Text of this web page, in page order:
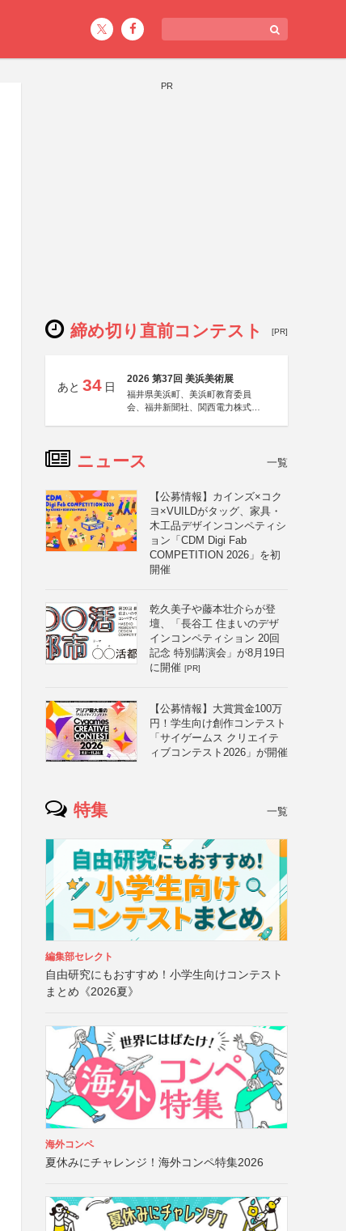
PR
締め切り直前コンテスト [PR]
あと 34 日
2026 第37回 美浜美術展
福井県美浜町、美浜町教育委員
会、福井新聞社、関西電力株式会
ニュース 一覧
【公募情報】カインズ×コク
ヨ×VUILDがタッグ、家具・
木工品デザインコンペティシ
ョン「CDM Digi Fab
COMPETITION 2026」を初
開催
乾久美子や藤本壮介らが登
壇、「長谷工 住まいのデザ
インコンペティション 20回
記念 特別講演会」が8月19日
に開催 [PR]
【公募情報】大賞賞金100万
円！学生向け創作コンテスト
「サイゲームス クリエイテ
ィブコンテスト2026」が開催
特集 一覧
編集部セレクト
自由研究にもおすすめ！小学生向けコンテスト
まとめ《2026夏》
海外コンペ
夏休みにチャレンジ！海外コンペ特集2026